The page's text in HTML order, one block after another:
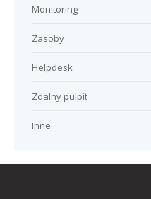
Monitoring
Zasoby
Helpdesk
Zdalny pulpit
Inne